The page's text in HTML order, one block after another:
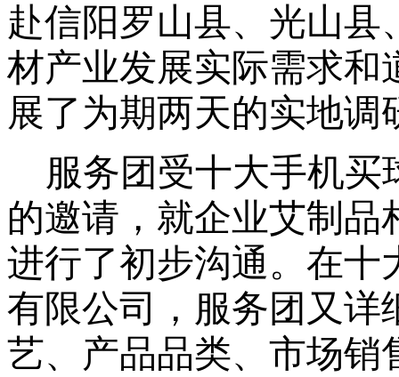
赴信阳罗山县、光山县
材产业发展实际需求和
展了为期两天的实地调
服务团受十大手机买
的邀请，就企业艾制品
进行了初步沟通。在十
有限公司，服务团又详
艺、产品品类、市场销